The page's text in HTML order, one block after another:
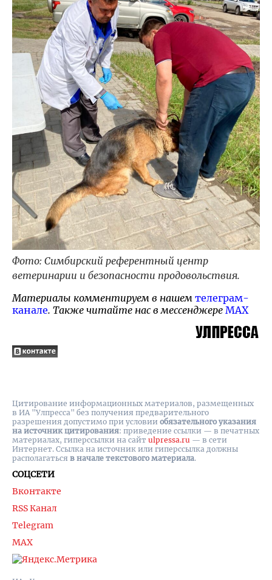
Фото: Симбирский референтный центр
ветеринарии и безопасности продовольствия.
Материалы комментируем в нашем телеграм-
канале. Также читайте нас в мессенджере MAX
СОЦСЕТИ
Вконтакте
RSS Канал
Telegram
MAX
Цитирование информационных материалов, размещенных
в ИА "Улпресса" без получения предварительного
разрешения допустимо при условии обязательного указания
на источник цитирования: приведение ссылки — в печатных
материалах, гиперссылки на cайт ulpressa.ru — в сети
Интернет. Ссылка на источник или гиперссылка должны
располагаться в начале текстового материала.